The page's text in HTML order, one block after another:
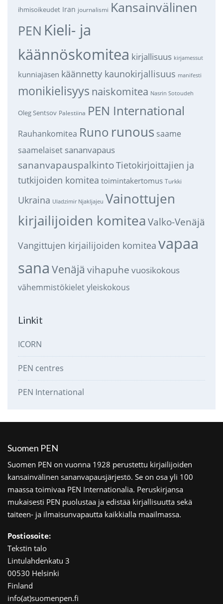
ihmisoikeudet Iran journalismi Kansainvälinen
PEN Kieli- ja
käännöskomitea kirjallisuus kirjamessut
kunniajäsen käännetty kaunokirjallisuus manifesti
monikielisyys naiskomitea Nasrin Sotoudeh
Oleg Sentsov Palestiina PEN International
Rauhankomitea Runo runous saame
saamelaiset sananvapaus
sananvapauspalkintoTietokirjoittajien ja
tutkijoiden komitea toimintakertomus Turkki
Ukraina Uladzimir Njakljajeu Vainottujen
kirjailijoiden komitea Valko-Venäjä
Vangittujen kirjailijoiden komitea vapaa
sana Venäjä vihapuhe vuosikokous
vähemmistökieletyleiskokous
Linkit
ICORN
PEN centres
PEN International
Suomen PEN
Suomen PEN on vuonna 1928 perustettu kirjailijoiden
kansainvälinen sananvapausjärjestö. Se on osa yli 100
maassa toimivaa PEN Internationalia. Peruskirjansa
mukaisesti PEN puolustaa ja edistää kirjallisuutta sekä
taiteen- ja ilmaisunvapautta kaikkialla maailmassa.
Postiosoite:
Tekstin talo
Lintulahdenkatu 3
00530 Helsinki
Finland
info(at)suomenpen.fi